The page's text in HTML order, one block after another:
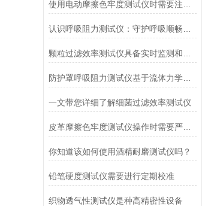
防护罩呼吸阻力测试仪基于流体力学与压力传感技术
一文带您详细了解细菌过滤效率测试仪
皮革摩擦色牢度测试仪操作时需要严格遵循规程
你知道该如何使用酒精耐磨测试仪吗？
铅笔硬度测试仪需要进行定期校准
织物透气性测试仪是种高精密性设备